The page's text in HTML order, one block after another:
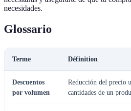
necesidades.
Glossario
Terme Définition
Descuentos
por volumen
Reducción del precio
cantidades de un